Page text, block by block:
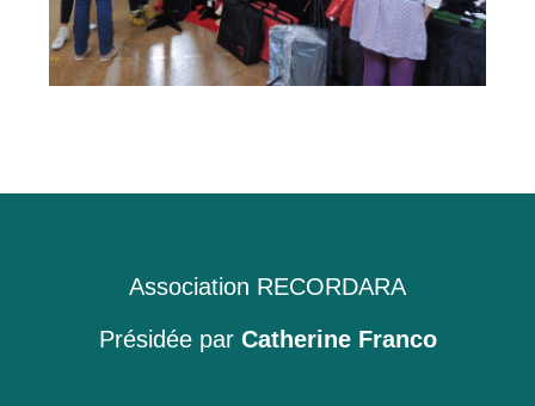
Association RECORDARA
Présidée par Catherine Franco